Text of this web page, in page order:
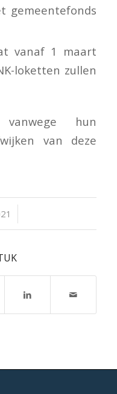
gemeentefonds
vanaf 1 maart
loketten zullen
vanwege hun
van deze